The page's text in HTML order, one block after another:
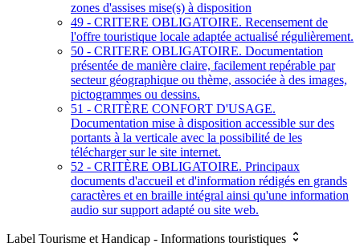
zones d'assises mise(s) à disposition
49 - CRITERE OBLIGATOIRE. Recensement de
l'offre touristique locale adaptée actualisé régulièrement.
50 - CRITERE OBLIGATOIRE. Documentation
présentée de manière claire, facilement repérable par
secteur géographique ou thème, associée à des images,
pictogrammes ou dessins.
51 - CRITÈRE CONFORT D'USAGE.
Documentation mise à disposition accessible sur des
portants à la verticale avec la possibilité de les
télécharger sur le site internet.
52 - CRITÈRE OBLIGATOIRE. Principaux
documents d'accueil et d'information rédigés en grands
caractères et en braille intégral ainsi qu'une information
audio sur support adapté ou site web.
Label Tourisme et Handicap - Informations touristiques